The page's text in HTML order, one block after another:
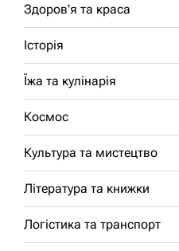
Здоров'я та краса
Історія
Їжа та кулінарія
Космос
Культура та мистецтво
Література та книжки
Логістика та транспорт